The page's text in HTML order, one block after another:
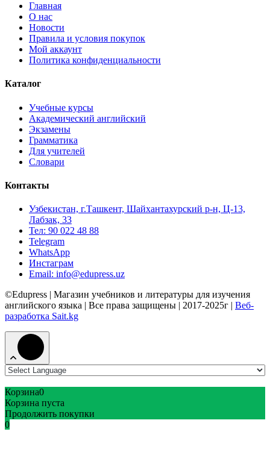
Главная
О нас
Новости
Правила и условия покупок
Мой аккаунт
Политика конфиденциальности
Каталог
Учебные курсы
Академический английский
Экзамены
Грамматика
Для учителей
Словари
Контакты
Узбекистан, г.Ташкент, Шайхантахурский р-н, Ц-13,
Лабзак, 33
Тел: 90 022 48 88
Telegram
WhatsApp
Инстаграм
Email: info@edupress.uz
©Edupress | Магазин учебников и литературы для изучения
английского языка | Все права защищены | 2017-2025г | Веб-
разработка Sait.kg
Корзина0
Корзина пуста
Продолжить покупки
0